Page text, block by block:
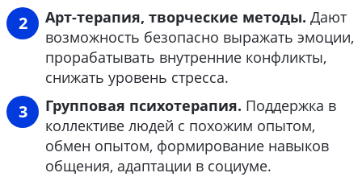
Арт-терапия, творческие методы. Дают
возможность безопасно выражать эмоции,
прорабатывать внутренние конфликты,
снижать уровень стресса.
Групповая психотерапия. Поддержка в
коллективе людей с похожим опытом,
обмен опытом, формирование навыков
общения, адаптации в социуме.